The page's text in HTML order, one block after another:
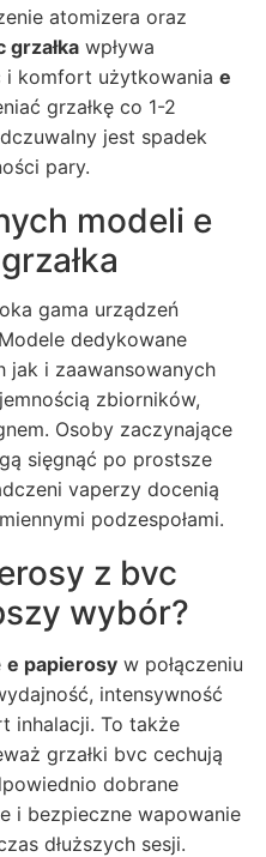
atomizera oraz
grzałka wpływa
i komfort użytkowania e
grzałkę co 1-2
jest spadek
pary.
modeli e
gama urządzeń
dedykowane
jak i zaawansowanych
zbiorników,
Osoby zaczynające
sięgnąć po prostsze
vaperzy docenią
podzespołami.
z bvc
wybór?
e papierosy w połączeniu
intensywność
inhalacji. To także
grzałki bvc cechują
dobrane
i bezpieczne wapowanie
dłuższych sesji.